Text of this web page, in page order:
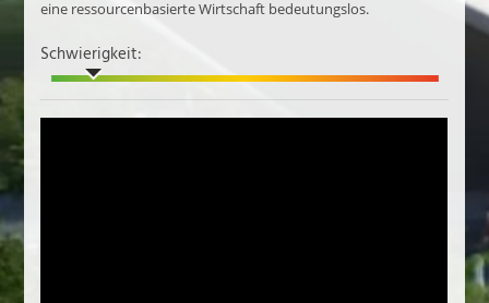
eine ressourcenbasierte Wirtschaft bedeutungslos.
Schwierigkeit: